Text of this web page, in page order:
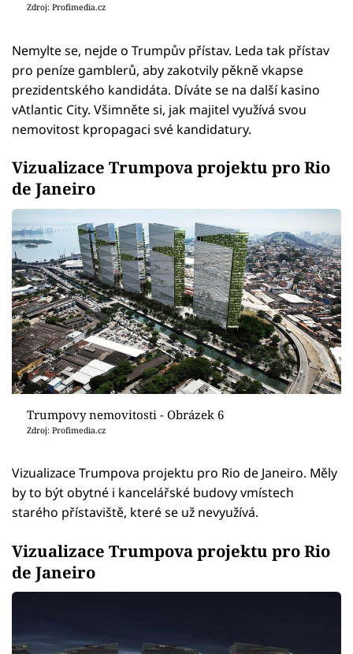
Zdroj: Profimedia.cz
Nemylte se, nejde o Trumpův přístav. Leda tak přístav
pro peníze gamblerů, aby zakotvily pěkně vkapse
prezidentského kandidáta. Díváte se na další kasino
vAtlantic City. Všimněte si, jak majitel využívá svou
nemovitost kpropagaci své kandidatury.
Vizualizace Trumpova projektu pro Rio
de Janeiro
Trumpovy nemovitosti - Obrázek 6
Zdroj: Profimedia.cz
Vizualizace Trumpova projektu pro Rio de Janeiro. Měly
by to být obytné i kancelářské budovy vmístech
starého přístaviště, které se už nevyužívá.
Vizualizace Trumpova projektu pro Rio
de Janeiro